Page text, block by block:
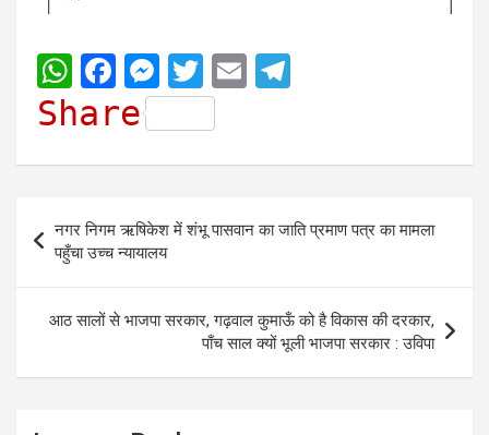
W
h
t
s
A
p
p
F
a
e
o
o
k
M
e
s
s
e
n
g
e
T
w
i
t
e
r
E
i e
g
r
a
m
Share
navigation
नगर निगम ऋषिकेश में शंभू पासवान का जाति प्रमाण पत्र का मामला
पहुँचा उच्च न्यायालय
आठ सालों से भाजपा सरकार, गढ़वाल कुमाऊँ को है विकास की दरकार,
पाँच साल क्यों भूली भाजपा सरकार : उविपा